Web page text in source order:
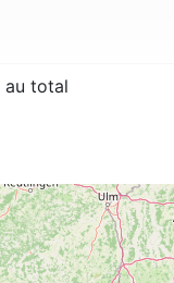
au total